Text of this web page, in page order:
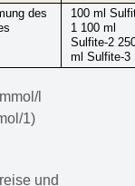
des
100 ml
1 100 ml
Sulfite-2 250
ml Sulfite-3
l
1)
und